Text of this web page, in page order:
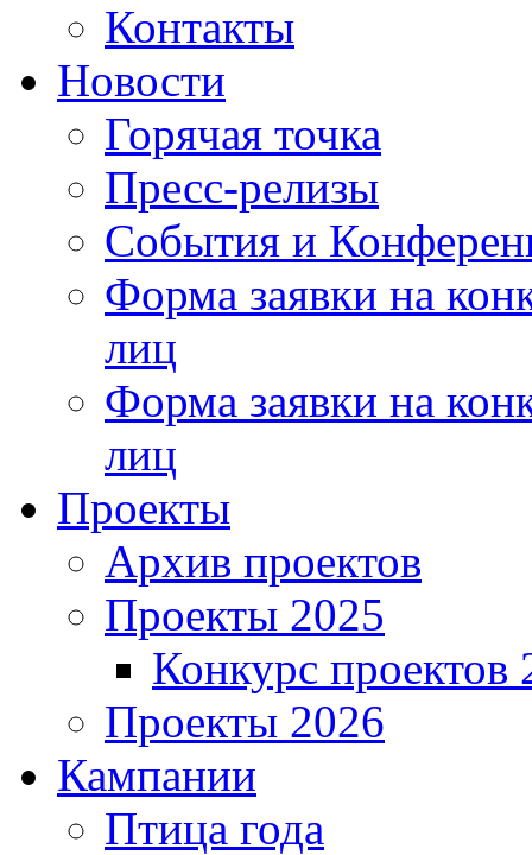
Контакты
Новости
Горячая точка
Пресс-релизы
События и
Форма заявки на
лиц
Форма заявки на
лиц
Проекты
Архив проектов
Проекты 2025
Конкурс проектов
Проекты 2026
Кампании
Птица года